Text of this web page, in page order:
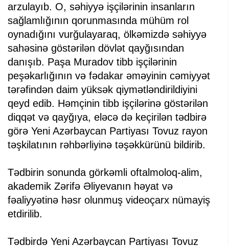
arzulayıb. O, səhiyyə işçilərinin insanların
sağlamlığının qorunmasında mühüm rol
oynadığını vurğulayaraq, ölkəmizdə səhiyyə
sahəsinə göstərilən dövlət qayğısından
danışıb. Paşa Muradov tibb işçilərinin
peşəkarlığının və fədakar əməyinin cəmiyyət
tərəfindən daim yüksək qiymətləndirildiyini
qeyd edib. Həmçinin tibb işçilərinə göstərilən
diqqət və qayğıya, eləcə də keçirilən tədbirə
görə Yeni Azərbaycan Partiyası Tovuz rayon
təşkilatının rəhbərliyinə təşəkkürünü bildirib.
Tədbirin sonunda görkəmli oftalmoloq-alim,
akademik Zərifə Əliyevanın həyat və
fəaliyyətinə həsr olunmuş videoçarx nümayiş
etdirilib.
Tədbirdə Yeni Azərbaycan Partiyası Tovuz